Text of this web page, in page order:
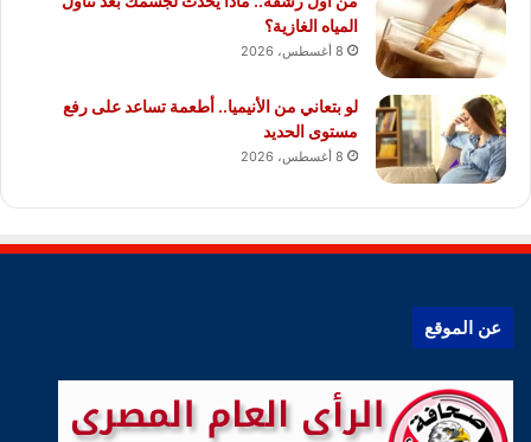
المياه الغازية؟
8 أغسطس، 2026
لو بتعاني من الأنيميا.. أطعمة تساعد على رفع
مستوى الحديد
8 أغسطس، 2026
عن الموقع